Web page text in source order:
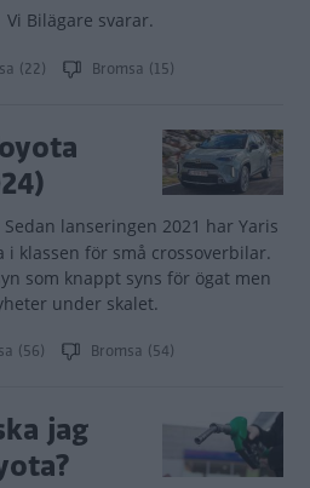
Vi Bilägare svarar.
(22) Bromsa (15)
Sedan lanseringen 2021 har Yaris
i klassen för små crossoverbilar.
som knappt syns för ögat men
under skalet.
(56) Bromsa (54)
jag